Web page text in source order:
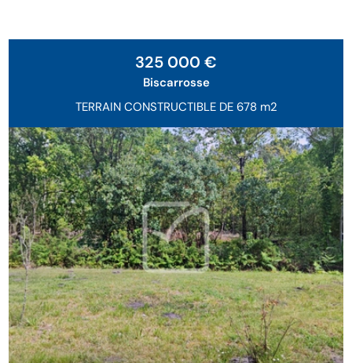
TERRAIN CONSTRUCTIBLE DE 678 m2
325 000 €
Biscarrosse